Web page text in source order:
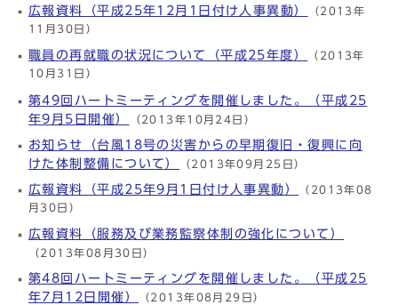
広報資料（平成25年12月1日付け人事異動） （2013年
11月30日）
職員の再就職の状況について（平成25年度）
（2013年
10月31日）
第49回ハートミーティングを開催しました。（平成25
年9月5日開催）
（2013年10月24日）
お知らせ（台風18号の災害からの早期復旧・復興に向
けた体制整備について）
（2013年09月25日）
広報資料（平成25年9月1日付け人事異動） （2013年08
月30日）
広報資料（服務及び業務監察体制の強化について）
（2013年08月30日）
第48回ハートミーティングを開催しました。（平成25
年7月12日開催）
（2013年08月29日）